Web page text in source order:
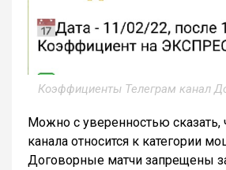
Коэффициенты Телеграм канал
Можно с уверенностью сказать,
канала относится к категории
Договорные матчи запрещены